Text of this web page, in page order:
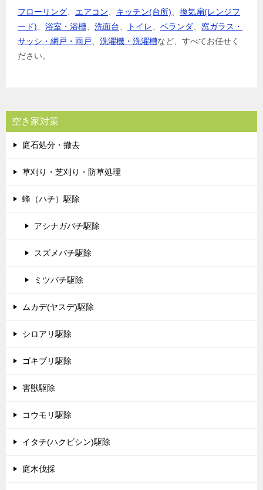
フローリング エアコン キッチン(台所)
換気扇(レンジフ
ード)
浴室・浴槽 洗面台 トイレ ベランダ
窓ガラス・
サッシ・網戸・雨戸
洗濯機・洗濯槽など、すべてお任せく
ださい。
空き家対策
庭石処分・撤去
草刈り・芝刈り・防草処理
蜂（ハチ）駆除
アシナガバチ駆除
スズメバチ駆除
ミツバチ駆除
ムカデ(ヤスデ)駆除
シロアリ駆除
ゴキブリ駆除
害獣駆除
コウモリ駆除
イタチ(ハクビシン)駆除
庭木伐採